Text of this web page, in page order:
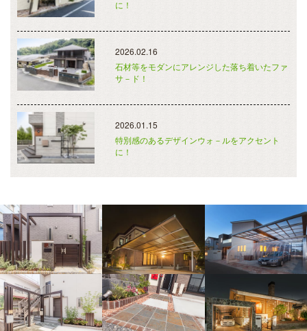
に！
2026.02.16
石材等をモダンにアレンジした落ち着いたファ
サ－ド！
2026.01.15
特別感のあるデザインウォ－ルをアクセント
に！